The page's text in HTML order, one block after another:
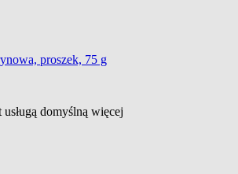
proszek, 75 g
domyślną więcej